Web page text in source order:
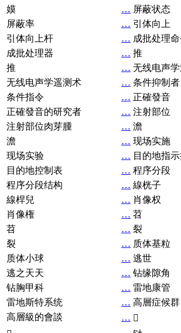
嫫
… 屏蔽状态
屏蔽率
… 引体向上
引体向上杆
… 成批处理
成批处理器
… 推
推
… 无线电声
无线电声学遥测术
… 条件抑制者
条件指令
… 正確發音
正確發音的研究者
… 注射部位
注射部位肉芽腫
… 澹
澹
… 现场实施
现场实验
… 目的地指
目的地控制表
… 程序分段
程序分段结构
… 線桄子
線桿兒
… 肖像权
肖像権
… 苕
苕
… 裂
裂
… 质体基粒
质体小球
… 逃世
逃之天天
… 钻缘隙角
钻胸甲科
… 雷地康管
雷地斯特系统
… 高層症候群
高層級的會談
… 𧘞